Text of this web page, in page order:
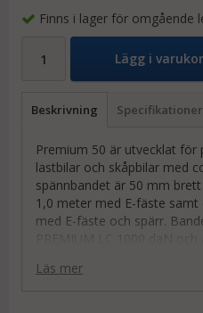
Finns i lager för omgående
Lägg i
Beskrivning Specifikationer
Premium 50 är utvecklat för
lastbilar och skåpbilar med
spännbandet är 50 mm
1,0 meter med E-fäste
med E-fäste och spärr.
Läs mer